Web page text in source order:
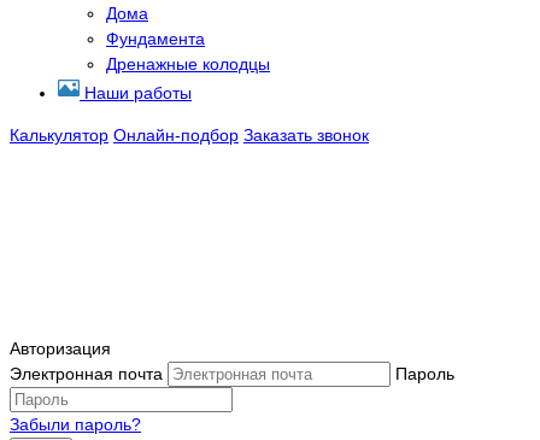
Дома
Фундамента
Дренажные колодцы
Наши работы
Калькулятор Онлайн-подбор Заказать звонок
Авторизация
Электронная почта
Пароль
Забыли пароль?